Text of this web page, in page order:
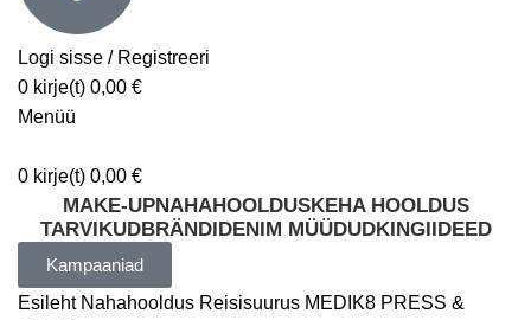
Logi sisse / Registreeri
0 kirje(t) 0,00 €
Menüü
0 kirje(t) 0,00 €
MAKE-UPNAHAHOOLDUSKEHA HOOLDUS
TARVIKUDBRÄNDIDENIM MÜÜDUDKINGIIDEED
Kampaaniad
Esileht Nahahooldus Reisisuurus MEDIK8 PRESS &